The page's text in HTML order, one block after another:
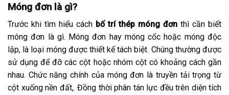
Móng đơn là gì?
Trước khi tìm hiểu cách bố trí thép móng đơn thì cần biết
móng đơn là gì. Móng đơn hay móng cốc hoặc móng độc
lập, là loại móng được thiết kế tách biệt. Chúng thường được
sử dụng để đỡ các cột hoặc nhóm cột có khoảng cách gần
nhau. Chức năng chính của móng đơn là truyền tải trọng từ
cột xuống nền đất,. Đồng thời phân tán lực đều trên diện tích